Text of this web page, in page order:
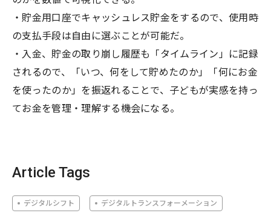
・貯金用口座でキャッシュレス貯金をするので、使用時
の支払手段は自由に選ぶことが可能だ。
・入金、貯金の取り崩し履歴も「タイムライン」に記録
されるので、「いつ、何をして貯めたのか」「何にお金
を使ったのか」を振返れることで、子どもが実感を持っ
てお金を管理・理解する機会になる。
Article Tags
デジタルシフト デジタルトランスフォーメーション